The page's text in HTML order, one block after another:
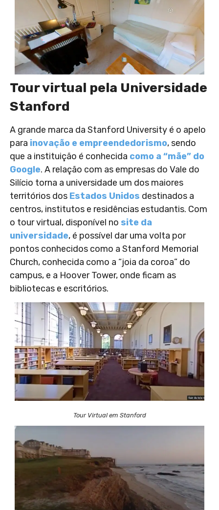
Tour Virtual pela Universidade de Oxford
Tour virtual pela Universidade
Stanford
A grande marca da Stanford University é o apelo
para inovação e empreendedorismo, sendo
que a instituição é conhecida como a “mãe” do
Google. A relação com as empresas do Vale do
Silício torna a universidade um dos maiores
territórios dos Estados Unidos destinados a
centros, institutos e residências estudantis. Com
o tour virtual, disponível no site da
universidade, é possível dar uma volta por
pontos conhecidos como a Stanford Memorial
Church, conhecida como a “joia da coroa” do
campus, e a Hoover Tower, onde ficam as
bibliotecas e escritórios.
Tour Virtual em Stanford